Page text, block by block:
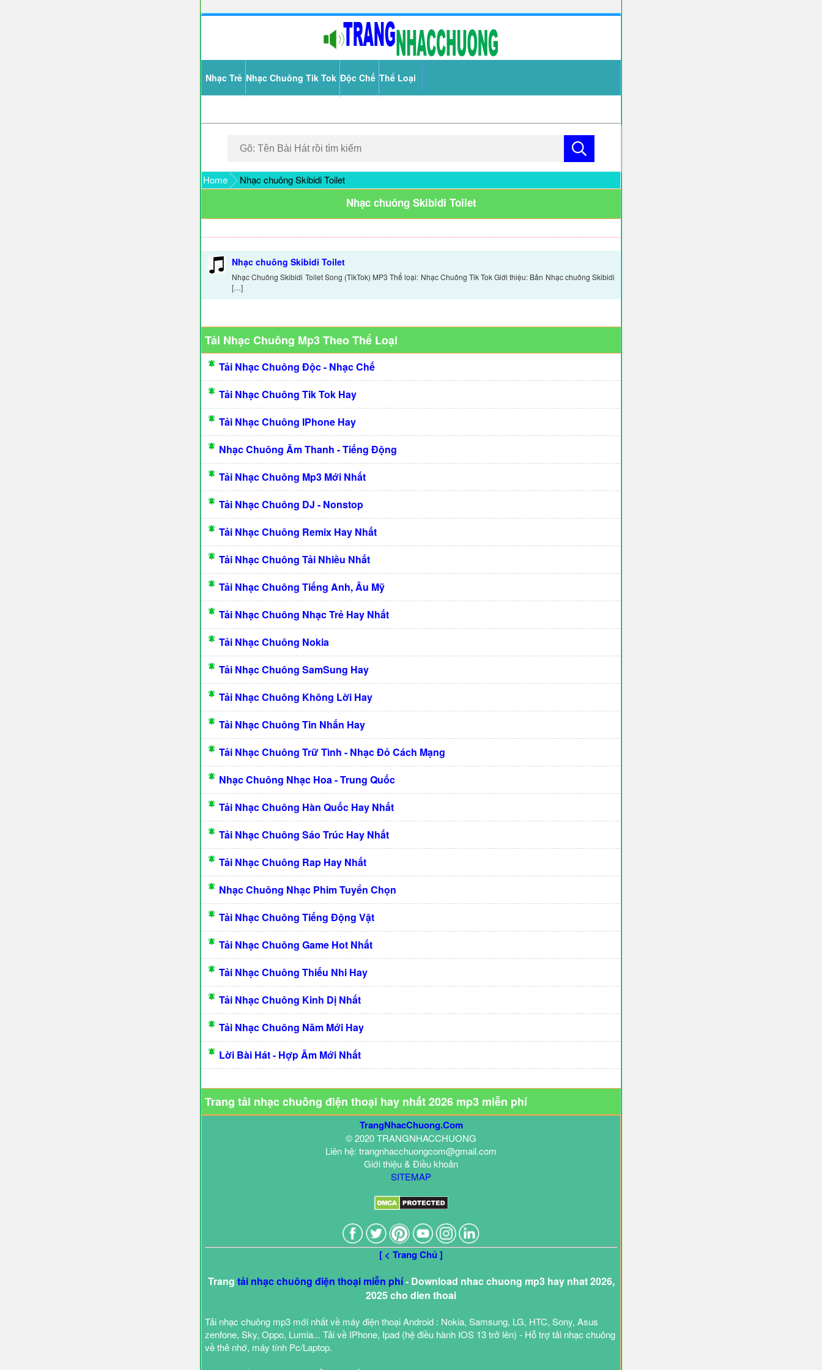
Nhạc Trẻ Nhạc Chuông Tik Tok Độc Chế Thể Loại
Home Nhạc chuông Skibidi Toilet
Nhạc chuông Skibidi Toilet
Nhạc chuông Skibidi Toilet
Nhạc Chuông Skibidi Toilet Song (TikTok) MP3 Thể loại: Nhạc Chuông Tik Tok Giới thiệu: Bản Nhạc chuông Skibidi
[…]
Tải Nhạc Chuông Mp3 Theo Thể Loại
Tải Nhạc Chuông Độc - Nhạc Chế
Tải Nhạc Chuông Tik Tok Hay
Tải Nhạc Chuông IPhone Hay
Nhạc Chuông Âm Thanh - Tiếng Động
Tải Nhạc Chuông Mp3 Mới Nhất
Tải Nhạc Chuông DJ - Nonstop
Tải Nhạc Chuông Remix Hay Nhất
Tải Nhạc Chuông Tải Nhiều Nhất
Tải Nhạc Chuông Tiếng Anh, Âu Mỹ
Tải Nhạc Chuông Nhạc Trẻ Hay Nhất
Tải Nhạc Chuông Nokia
Tải Nhạc Chuông SamSung Hay
Tải Nhạc Chuông Không Lời Hay
Tải Nhạc Chuông Tin Nhắn Hay
Tải Nhạc Chuông Trữ Tình - Nhạc Đỏ Cách Mạng
Nhạc Chuông Nhạc Hoa - Trung Quốc
Tải Nhạc Chuông Hàn Quốc Hay Nhất
Tải Nhạc Chuông Sáo Trúc Hay Nhất
Tải Nhạc Chuông Rap Hay Nhất
Nhạc Chuông Nhạc Phim Tuyển Chọn
Tải Nhạc Chuông Tiếng Động Vật
Tải Nhạc Chuông Game Hot Nhất
Tải Nhạc Chuông Thiếu Nhi Hay
Tải Nhạc Chuông Kinh Dị Nhất
Tải Nhạc Chuông Năm Mới Hay
Lời Bài Hát - Hợp Âm Mới Nhất
Trang tải nhạc chuông điện thoại hay nhất 2026 mp3 miễn phí
TrangNhacChuong.Com
© 2020 TRANGNHACCHUONG
Liên hệ: trangnhacchuongcom@gmail.com
Giới thiệu & Điều khoản
SITEMAP
[ < Trang Chủ ]
Trang tải nhạc chuông điện thoại miễn phí- Download nhac chuong mp3 hay nhat 2026,
2025 cho dien thoai
Tải nhạc chuông mp3 mới nhất về máy điện thoại Android : Nokia, Samsung, LG, HTC, Sony, Asus
zenfone, Sky, Oppo, Lumia... Tải về IPhone, Ipad (hệ điều hành IOS 13 trở lên) - Hỗ trợ tải nhạc chuông
về thẻ nhớ, máy tính Pc/Laptop.